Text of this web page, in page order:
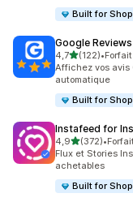
Built for
Google
4,7étoile(s) sur 5
(122)
122 avis au total
•
Affichez vos avis
automatique
Built for
Instafeed for
4,9étoile(s) sur 5
(372)
372 avis au total
•
Flux et Stories
achetables
Built for